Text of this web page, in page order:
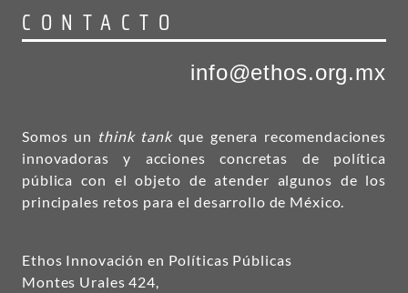
CONTACTO
info@ethos.org.mx
Somos un think tankque genera recomendaciones
innovadoras y acciones concretas de política
pública con el objeto de atender algunos de los
principales retos para el desarrollo de México.
Ethos Innovación en Políticas Públicas
Montes Urales 424,